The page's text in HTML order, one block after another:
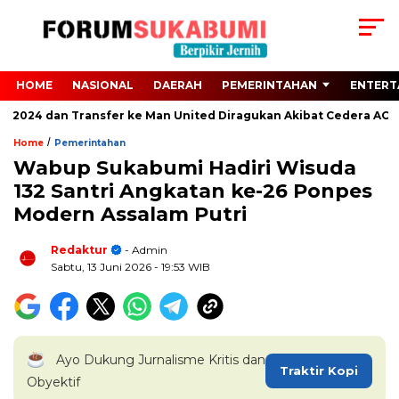
HOME NASIONAL DAERAH PEMERINTAHAN
dan Transfer ke Man United Diragukan Akibat Cedera ACL
Home / Pemerintahan
Wabup Sukabumi Hadiri Wisuda
132 Santri Angkatan ke-26 Ponpes
Modern Assalam Putri
Redaktur
- Admin
Sabtu, 13 Juni 2026 - 19:53 WIB
Ayo Dukung Jurnalisme Kritis dan
Obyektif
Traktir Kopi